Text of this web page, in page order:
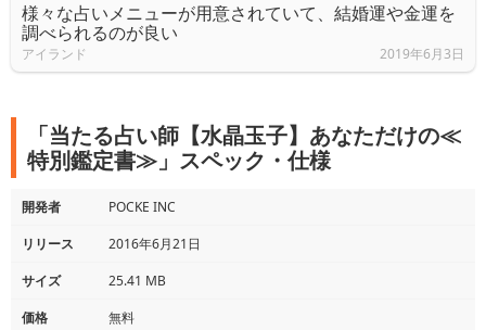
様々な占いメニューが用意されていて、結婚運や金運を
調べられるのが良い
アイランド 2019年6月3日
「当たる占い師【水晶玉子】あなただけの≪
特別鑑定書≫」スペック・仕様
開発者
POCKE INC
リリース
2016年6月21日
サイズ
25.41 MB
価格
無料